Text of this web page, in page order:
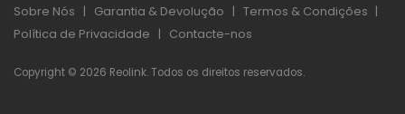
Sobre Nós | Garantia & Devolução | Termos & Condições |
Política de Privacidade | Contacte-nos
Copyright © 2026 Reolink. Todos os direitos reservados.